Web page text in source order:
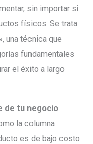
sin importar si
físicos. Se trata
una técnica que
fundamentales
el éxito a largo
de tu negocio
la columna
es de bajo costo